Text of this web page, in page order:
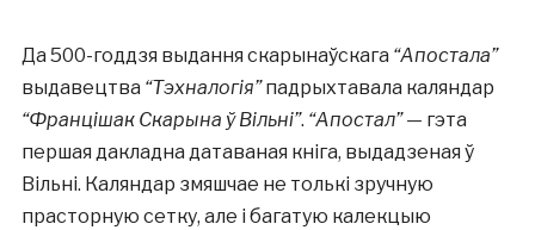
Да 500-годдзя выдання скарынаўскага “Апостала”
выдавецтва “Тэхналогія”падрыхтавала каляндар
“Францішак Скарына ў Вільні”. “Апостал”— гэта
першая дакладна датаваная кніга, выдадзеная ў
Вільні. Каляндар змяшчае не толькі зручную
прасторную сетку, але і багатую калекцыю